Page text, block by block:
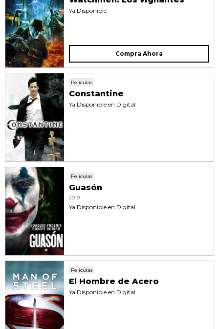
Ya Disponible
Compra Ahora
Películas
Constantine
Ya Disponible en Digital
Películas
Guasón
2019
Ya Disponible en Digital
Películas
El Hombre de Acero
Ya Disponible en Digital